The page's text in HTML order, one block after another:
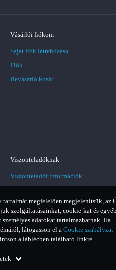
megfelelően megjelenítsük, az
szolgáltatásainkat, cookie-kat és egyéb
adatokat tartalmazhatnak. Ha
látogasson el a Cookie szabályzat
a láblécben található linkre.
Vásárlói fiókom
Saját fiók létrehozása
Fiók
Bevásárló kosár
Viszonteladóknak
Viszonteladói információk